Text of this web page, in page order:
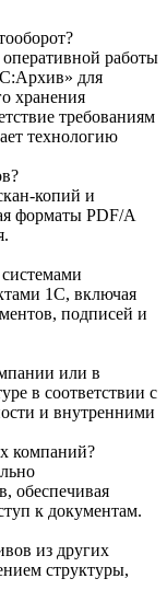
работы
для
хранения
требованиям
технологию
копий и
форматы PDF/A
1С, включая
подписей и
или в
в соответствии с
и внутренними
компаний?
обеспечивая
к документам.
из других
структуры,